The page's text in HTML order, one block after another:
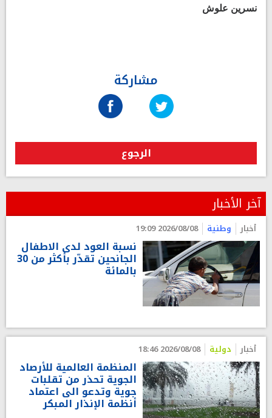
نسرين علوش
مشاركة
الرجوع
آخر الأخبار
أخبار وطنية 2026/08/08 19:09
نسبة العود لدى الاطفال
الجانحين تقدّر بأكثر من 30
بالمائة
أخبار دولية 2026/08/08 18:46
المنظمة العالمية للأرصاد
الجوية تحذر من تقلبات
جوية وتدعو الى اعتماد
أنظمة الإنذار المبكر